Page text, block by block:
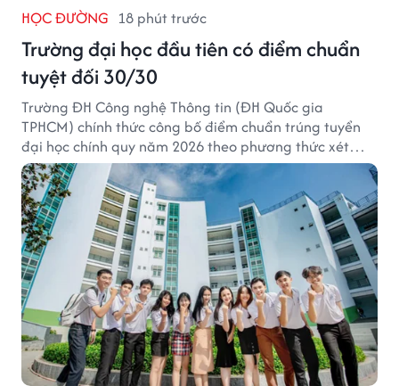
HỌC ĐƯỜNG 18 phút trước
Trường đại học đầu tiên có điểm chuẩn
tuyệt đối 30/30
Trường ĐH Công nghệ Thông tin (ĐH Quốc gia
TPHCM) chính thức công bố điểm chuẩn trúng tuyển
đại học chính quy năm 2026 theo phương thức xét
tuyển tổng hợp.